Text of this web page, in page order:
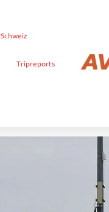
Schweiz
Tripreports